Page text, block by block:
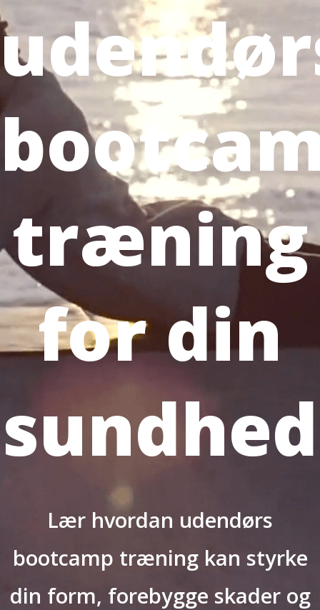
træning
for din
sundhed
Lær hvordan udendørs
bootcamp træning kan styrke
din form, forebygge skader og